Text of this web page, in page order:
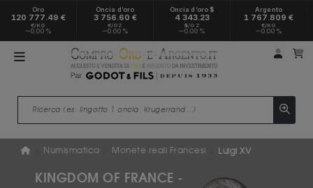
Oro
120 777.49 €
€/KG
0.00 %
Oncia d’oro
3 756.60 €
€/OZ
0.00 %
Oncia d’oro $
4 343.23
$/OZ
0.00 %
Argento
1 767.809 €
€/KG
0.00 %
Il mio
Numismatica Monete reali Francesi Luigi XV
KINGDOM OF FRANCE -